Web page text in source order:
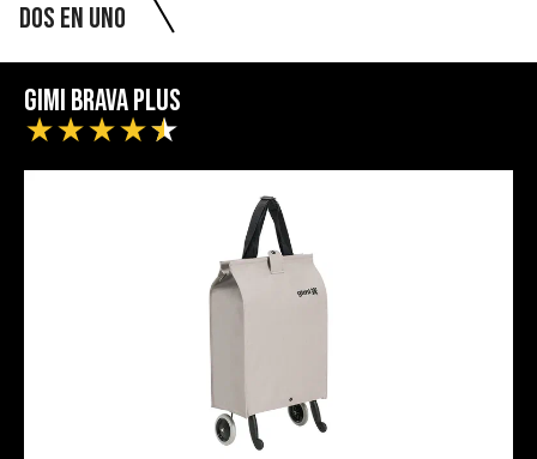
Dos en uno
Gimi Brava Plus
★★★★★